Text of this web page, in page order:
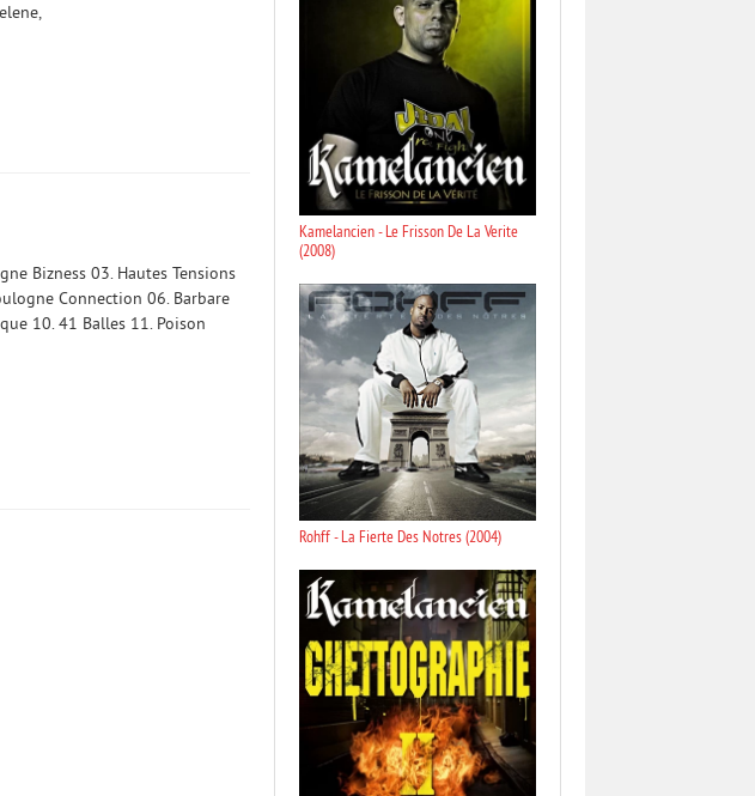
Bizness 03. Hautes Tensions
Connection 06. Barbare
10. 41 Balles 11. Poison
Kamelancien - Le Frisson De La Verite
(2008)
Rohff - La Fierte Des Notres (2004)